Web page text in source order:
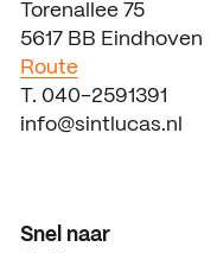
Torenallee 75
5617 BB Eindhoven
Route
T. 040-2591391
info@sintlucas.nl
Snel naar